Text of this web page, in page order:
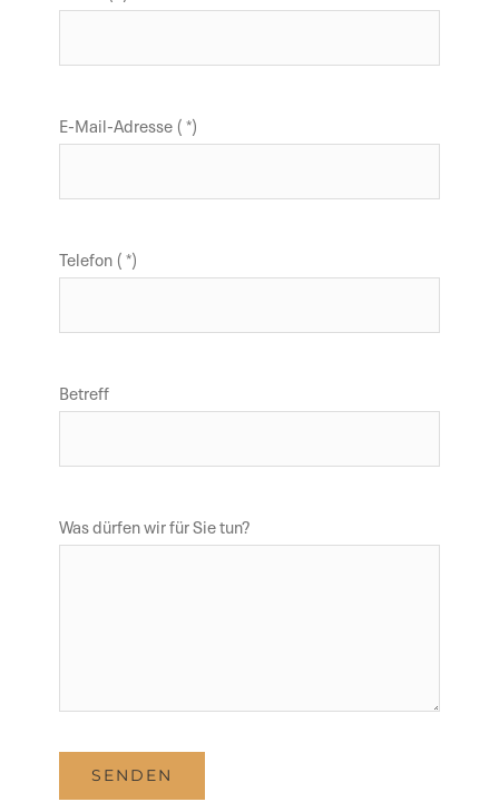
E-Mail-Adresse ( *)
Telefon ( *)
Betreff
Was dürfen wir für Sie tun?